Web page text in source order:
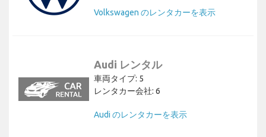
Volkswagen のレンタカーを表示
Audi レンタル
車両タイプ: 5
レンタカー会社: 6
Audi のレンタカーを表示